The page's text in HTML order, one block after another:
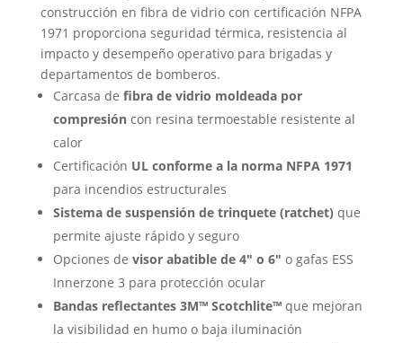
construcción en fibra de vidrio con certificación NFPA
1971 proporciona seguridad térmica, resistencia al
impacto y desempeño operativo para brigadas y
departamentos de bomberos.
Carcasa de fibra de vidrio moldeada por
compresióncon resina termoestable resistente al
calor
Certificación UL conforme a la norma NFPA 1971
para incendios estructurales
Sistema de suspensión de trinquete (ratchet) que
permite ajuste rápido y seguro
Opciones de visor abatible de 4″ o 6″ o gafas ESS
Innerzone 3 para protección ocular
Bandas reflectantes 3M™ Scotchlite™que mejoran
la visibilidad en humo o baja iluminación